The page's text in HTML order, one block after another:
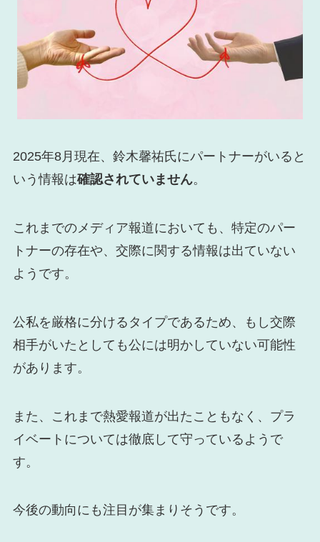
2025年8月現在、鈴木馨祐氏にパートナーがいると
いう情報は確認されていません。
これまでのメディア報道においても、特定のパー
トナーの存在や、交際に関する情報は出ていない
ようです。
公私を厳格に分けるタイプであるため、もし交際
相手がいたとしても公には明かしていない可能性
があります。
また、これまで熱愛報道が出たこともなく、プラ
イベートについては徹底して守っているようで
す。
今後の動向にも注目が集まりそうです。